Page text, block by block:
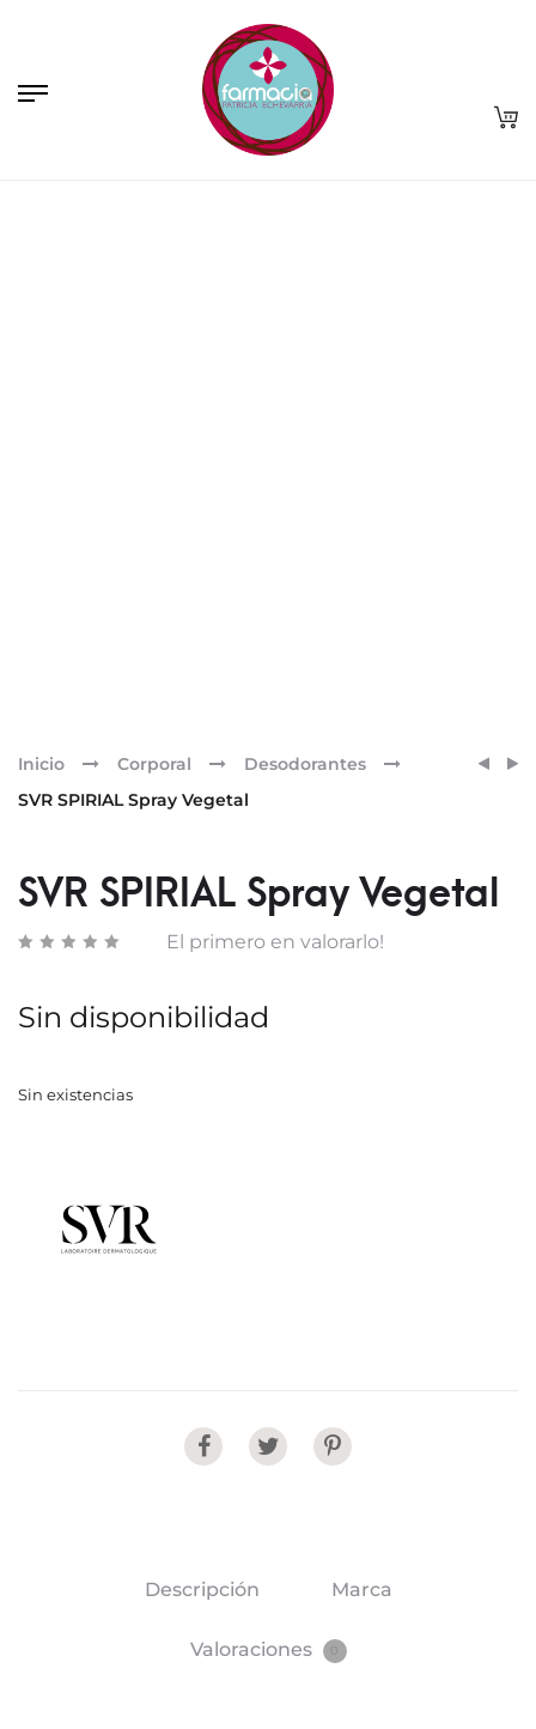
SVR
SVR
Inicio Corporal
Desodorantes
SVR SPIRIAL Spray Vegetal
SVR SPIRIAL Spray Vegetal
El primero en valorarlo!
Sin disponibilidad
Sin existencias
Share
Descripción Marca
Valoraciones